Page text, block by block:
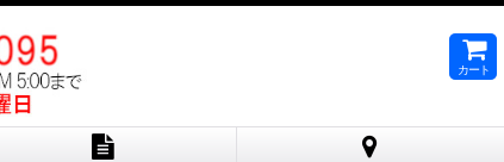
カート